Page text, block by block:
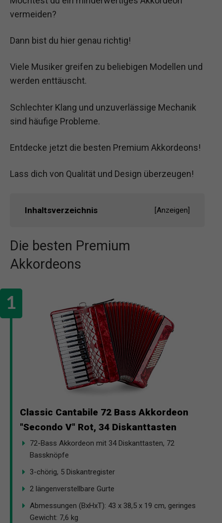
vermeiden?
Dann bist du hier genau richtig!
Viele Musiker greifen zu beliebigen Modellen und
werden enttäuscht.
Schlechter Klang und unzuverlässige Mechanik
sind häufige Probleme.
Entdecke jetzt die besten Premium Akkordeons!
Lass dich von Qualität und Design überzeugen!
Inhaltsverzeichnis [Anzeigen]
Die besten Premium
Akkordeons
Classic Cantabile 72 Bass Akkordeon
"Secondo V" Rot, 34 Diskanttasten
72-Bass Akkordeon mit 34 Diskanttasten, 72
Bassknöpfe
3-chörig, 5 Diskantregister
2 längenverstellbare Gurte
Abmessungen (BxHxT): 43 x 38,5 x 19 cm, geringes
Gewicht: 7,6 kg